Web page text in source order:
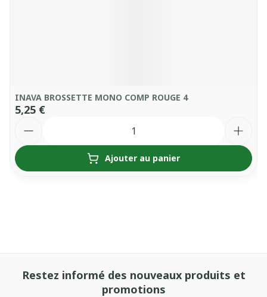
INAVA BROSSETTE MONO COMP ROUGE 4
5,25 €
Ajouter au panier
Restez informé des nouveaux produits et
promotions